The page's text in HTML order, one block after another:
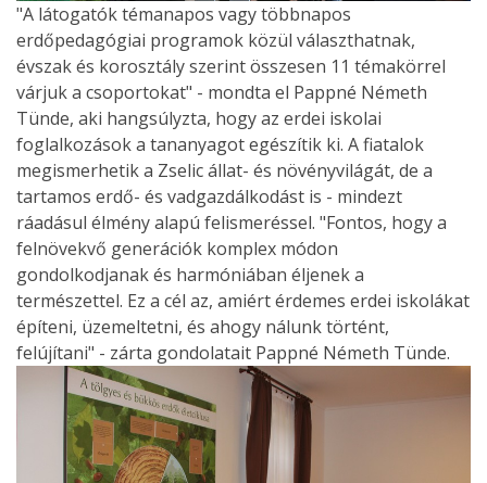
"A látogatók témanapos vagy többnapos
erdőpedagógiai programok közül választhatnak,
évszak és korosztály szerint összesen 11 témakörrel
várjuk a csoportokat" - mondta el Pappné Németh
Tünde, aki hangsúlyzta, hogy az erdei iskolai
foglalkozások a tananyagot egészítik ki. A fiatalok
megismerhetik a Zselic állat- és növényvilágát, de a
tartamos erdő- és vadgazdálkodást is - mindezt
ráadásul élmény alapú felismeréssel. "Fontos, hogy a
felnövekvő generációk komplex módon
gondolkodjanak és harmóniában éljenek a
természettel. Ez a cél az, amiért érdemes erdei iskolákat
építeni, üzemeltetni, és ahogy nálunk történt,
felújítani" - zárta gondolatait Pappné Németh Tünde.